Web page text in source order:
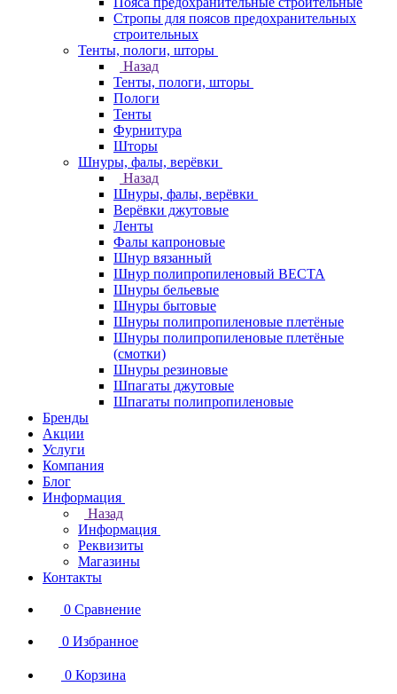
Стропы для поясов предохранительных
строительных
Тенты, пологи, шторы
Назад
Тенты, пологи, шторы
Пологи
Тенты
Фурнитура
Шторы
Шнуры, фалы, верёвки
Назад
Шнуры, фалы, верёвки
Верёвки джутовые
Ленты
Фалы капроновые
Шнур вязанный
Шнур полипропиленовый ВЕСТА
Шнуры бельевые
Шнуры бытовые
Шнуры полипропиленовые плетёные
Шнуры полипропиленовые плетёные
(смотки)
Шнуры резиновые
Шпагаты джутовые
Шпагаты полипропиленовые
Бренды
Акции
Услуги
Компания
Блог
Информация
Назад
Информация
Реквизиты
Магазины
Контакты
0 Сравнение
0 Избранное
0 Корзина